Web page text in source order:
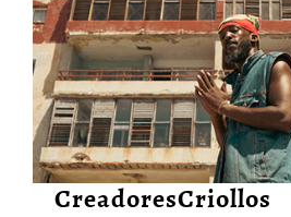
El rap de Brebaje Man quiere
sanar su alma y el de una isla
27/Jun/2026
CreadoresCriollos